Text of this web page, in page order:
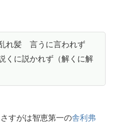
れ髪 言うに言われず
くに説かれず（解くに解
すがは智恵第一の舎利弗